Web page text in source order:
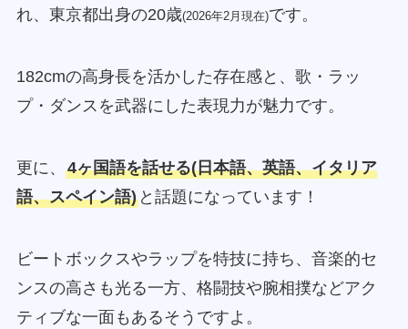
れ、東京都出身の20歳(2026年2月現在)です。
182cmの高身長を活かした存在感と、歌・ラッ
プ・ダンスを武器にした表現力が魅力です。
更に、 4ヶ国語を話せる(日本語、英語、イタリア
語、スペイン語)と話題になっています！
ビートボックスやラップを特技に持ち、音楽的セ
ンスの高さも光る一方、格闘技や腕相撲などアク
ティブな一面もあるそうですよ。